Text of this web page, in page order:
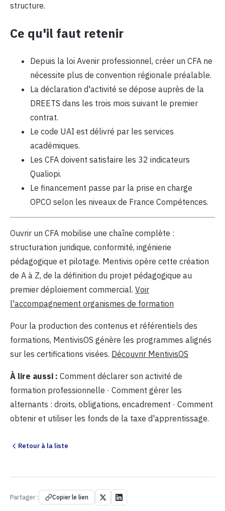
structure.
Ce qu'il faut retenir
Depuis la loi Avenir professionnel, créer un CFA ne
nécessite plus de convention régionale préalable.
La déclaration d'activité se dépose auprès de la
DREETS dans les trois mois suivant le premier
contrat.
Le code UAI est délivré par les services
académiques.
Les CFA doivent satisfaire les 32 indicateurs
Qualiopi.
Le financement passe par la prise en charge
OPCO selon les niveaux de France Compétences.
Ouvrir un CFA mobilise une chaîne complète :
structuration juridique, conformité, ingénierie
pédagogique et pilotage. Mentivis opère cette création
de A à Z, de la définition du projet pédagogique au
premier déploiement commercial. Voir
l'accompagnement organismes de formation
Pour la production des contenus et référentiels des
formations, MentivisOS génère les programmes alignés
sur les certifications visées. Découvrir MentivisOS
À lire aussi : Comment déclarer son activité de
formation professionnelle · Comment gérer les
alternants : droits, obligations, encadrement · Comment
obtenir et utiliser les fonds de la taxe d'apprentissage.
Retour à la liste
Partager : Copier le lien